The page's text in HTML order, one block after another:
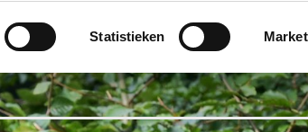
zie onze privacyverklaring.
informatie:
|Impressum
Statistieken